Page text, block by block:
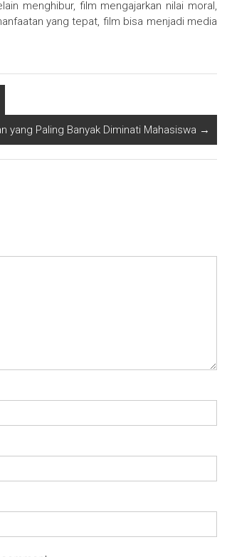
menghibur, film mengajarkan nilai moral,
yang tepat, film bisa menjadi media
yang Paling Banyak Diminati Mahasiswa →